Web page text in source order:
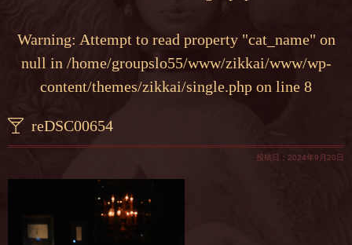
Warning: Attempt to read property "cat_name" on
null in /home/groupslo55/www/zikkai/www/wp-
content/themes/zikkai/single.php on line 8
reDSC00654
投稿日：2024年9月20日